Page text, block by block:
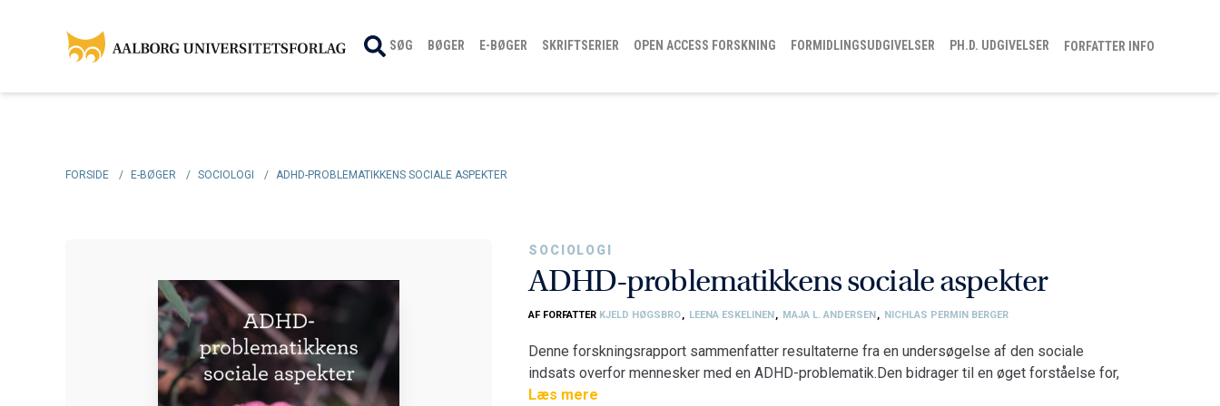
SØG BØGER E-BØGER SKRIFTSERIER OPEN ACCESS FORSKNING FORMIDLINGSUDGIVELSER PH.D. UDGIVELSER FORFATTER INFO
FORSIDE / E-BØGER / SOCIOLOGI / ADHD-PROBLEMATIKKENS SOCIALE ASPEKTER
SOCIOLOGI
ADHD-problematikkens sociale aspekter
AF FORFATTER KJELD HØGSBRO, LEENA ESKELINEN, MAJA L. ANDERSEN, NICHLAS PERMIN BERGER
Denne forskningsrapport sammenfatter resultaterne fra en undersøgelse af den sociale
indsats overfor mennesker med en ADHD-problematik.Den bidrager til en øget forståelse for,
hvordan ADHD-problematikken påvirker familiers og individers relationer til arbejdsmarkedet
Læs mere